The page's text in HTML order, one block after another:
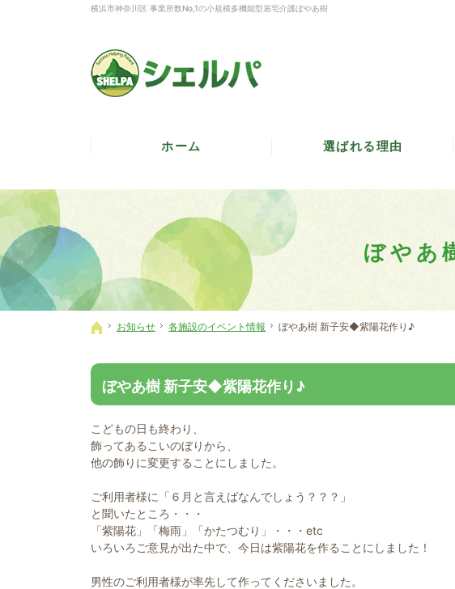
ぼやあ
横浜市神奈川区 事業所数No,1の小規模多機能型居宅介護ぼやあ樹
ホーム
お知らせ 各施設のイベント情報 ぼやあ樹 新子安◆紫陽花作り♪
ぼやあ樹 新子安◆紫陽花作り♪
こどもの日も終わり、
飾ってあるこいのぼりから、
他の飾りに変更することにしました。
ご利用者様に「６月と言えばなんでしょう？？？」
と聞いたところ・・・
「紫陽花」「梅雨」「かたつむり」・・・etc
いろいろご意見が出た中で、今日は紫陽花を作ることにしました！
男性のご利用者様が率先して作ってくださいました。
ホーム 選ばれる理由